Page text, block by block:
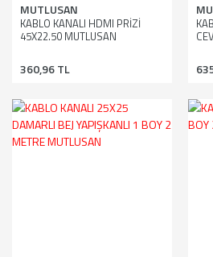
MUTLUSAN
KABLO KANALI HDMI PRİZİ
45X22.50 MUTLUSAN
360,96 TL